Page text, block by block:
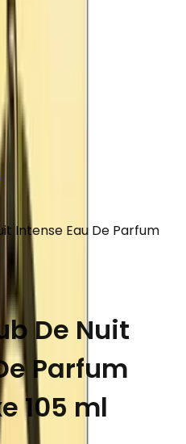
Intense Eau De Parfum
De Nuit
Parfum
105 ml